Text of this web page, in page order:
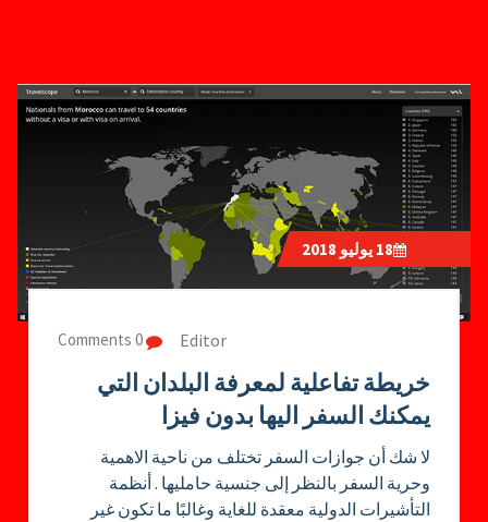
18يوليو 2018
Editor
0 Comments
خريطة تفاعلية لمعرفة البلدان التي
يمكنك السفر اليها بدون فيزا
لا شك أن جوازات السفر تختلف من ناحية الاهمية
وحرية السفر بالنظر إلى جنسية حامليها . أنظمة
التأشيرات الدولية معقدة للغاية وغالبًا ما تكون غير